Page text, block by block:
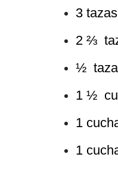
3
2 ⅔
½ taza
1 ½
1
1